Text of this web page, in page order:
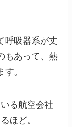
呼吸器系が丈
もあって、熱
。
る航空会社
ほど。